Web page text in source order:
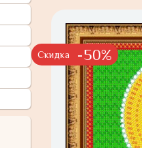
Скидка -50%